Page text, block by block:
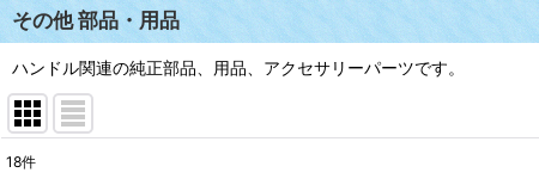
その他 部品・用品
ハンドル関連の純正部品、用品、アクセサリーパーツです。
18件